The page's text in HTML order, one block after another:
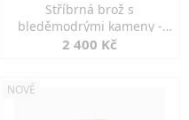
Stříbrná brož s
bleděmodrými kameny -
jemná elegance
2 400 Kč
NOVÉ